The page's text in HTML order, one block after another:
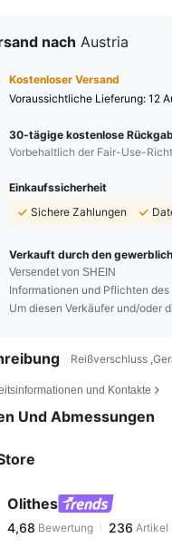
nach Austria
Kostenloser Versand
Voraussichtliche Lieferung: 12
30-tägige kostenlose
Vorbehaltlich der Fair-Use-
Einkaufssicherheit
Sichere Zahlungen
Verkauft durch den
Versendet von SHEIN
Informationen und Pflichten des
Reißverschluss
und Kontakte
Und Abmessungen
Olithes
4,68
Bewertung 236
h***hbezahltVor 1 Tag